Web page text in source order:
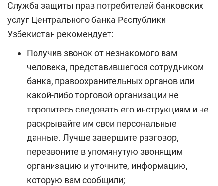
Служба защиты прав потребителей банковских
услуг Центрального банка Республики
Узбекистан рекомендует:
Получив звонок от незнакомого вам
человека, представившегося сотрудником
банка, правоохранительных органов или
какой-либо торговой организации не
торопитесь следовать его инструкциям и не
раскрывайте им свои персональные
данные. Лучше завершите разговор,
перезвоните в упомянутую звонящим
организацию и уточните, информацию,
которую вам сообщили;